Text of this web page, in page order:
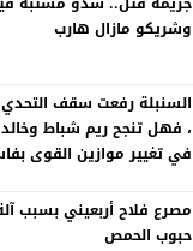
وشريكو مازال هارب
السنبلة رفعت سقف
، فهل تنجح ريم شباط
في تغيير موازين القوى
مصرع فلاح أربعيني بسبب
حبوب الحمص